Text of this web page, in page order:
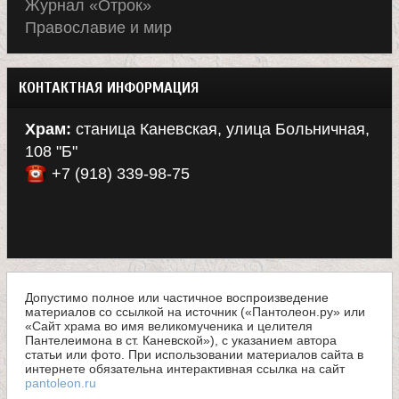
Журнал «Отрок»
Православие и мир
КОНТАКТНАЯ ИНФОРМАЦИЯ
Храм: станица Каневская, улица Больничная,
108 "Б"
+7 (918) 339-98-75
Допустимо полное или частичное воспроизведение
материалов со ссылкой на источник («Пантолеон.ру» или
«Сайт храма во имя великомученика и целителя
Пантелеимона в ст. Каневской»), с указанием автора
статьи или фото. При использовании материалов сайта в
интернете обязательна интерактивная ссылка на сайт
pantoleon.ru